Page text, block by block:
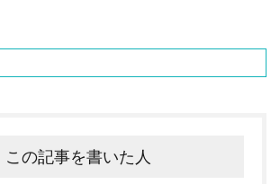
この記事を書いた人